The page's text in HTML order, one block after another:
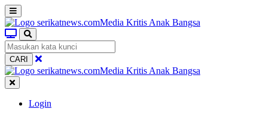
CARI
Login